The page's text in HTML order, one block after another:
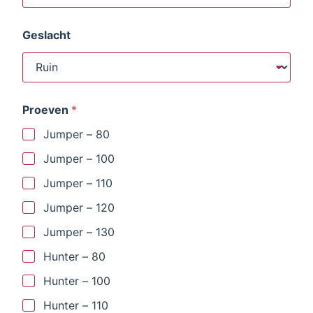
Geslacht
Proeven *
Jumper – 80
Jumper – 100
Jumper – 110
Jumper – 120
Jumper – 130
Hunter – 80
Hunter – 100
Hunter – 110